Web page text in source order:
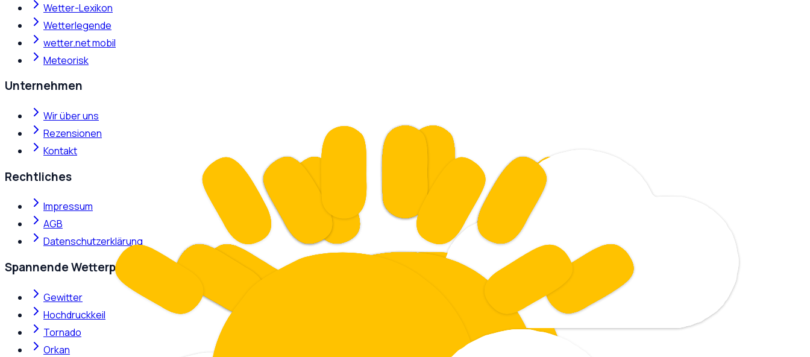
Wetter-Lexikon
Wetterlegende
wetter.net mobil
Meteorisk
Unternehmen
Wir über uns
Rezensionen
Kontakt
Rechtliches
Impressum
AGB
Datenschutzerklärung
Spannende Wetterphänomene
Gewitter
Hochdruckkeil
Tornado
Orkan